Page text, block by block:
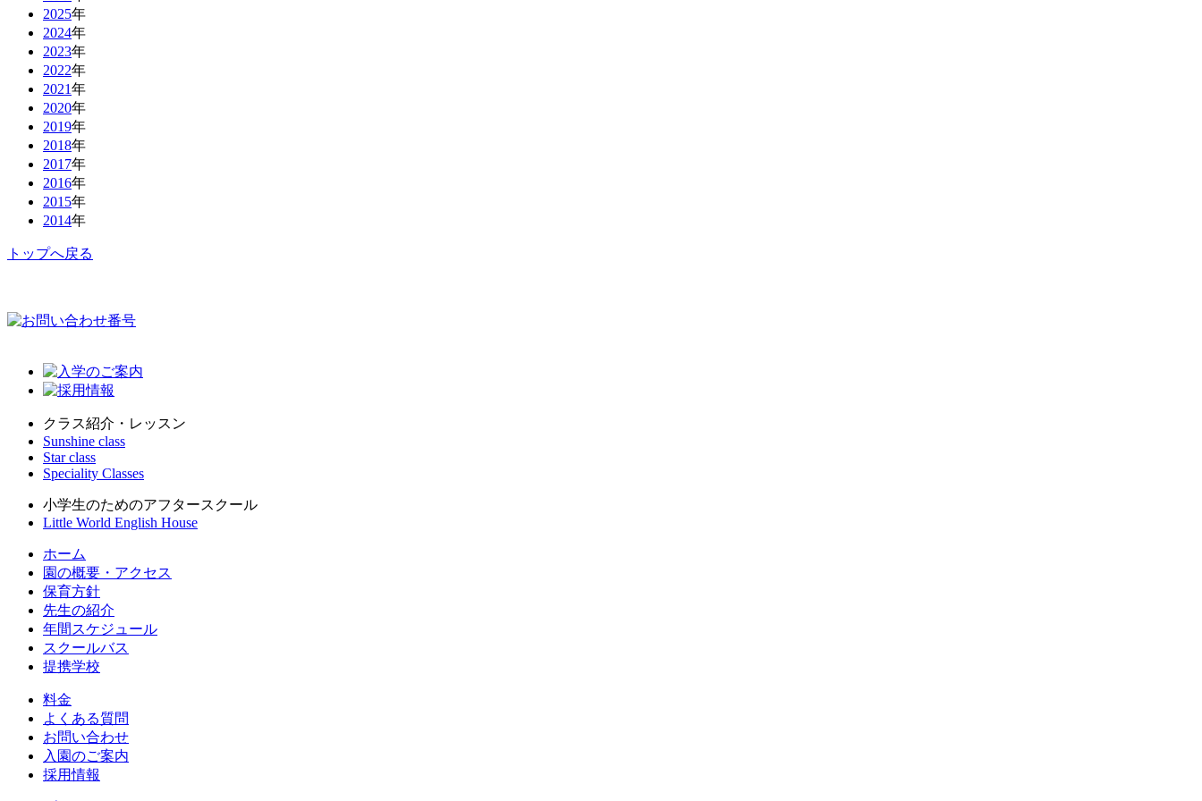
2025年
2024年
2023年
2022年
2021年
2020年
2019年
2018年
2017年
2016年
2015年
2014年
トップへ戻る
クラス紹介・レッスン
Sunshine class
Star class
Speciality Classes
小学生のためのアフタースクール
Little World English House
ホーム
園の概要・アクセス
保育方針
先生の紹介
年間スケジュール
スクールバス
提携学校
料金
よくある質問
お問い合わせ
入園のご案内
採用情報